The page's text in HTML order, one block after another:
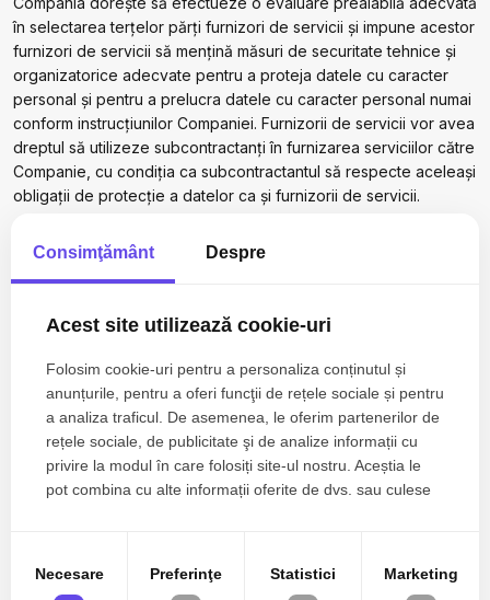
în selectarea terțelor părți furnizori de servicii și impune acestor
furnizori de servicii să mențină măsuri de securitate tehnice și
organizatorice adecvate pentru a proteja datele cu caracter
personal și pentru a prelucra datele cu caracter personal numai
conform instrucțiunilor Companiei. Furnizorii de servicii vor avea
dreptul să utilizeze subcontractanți în furnizarea serviciilor către
Companie, cu condiția ca subcontractantul să respecte aceleași
obligații de protecție a datelor ca și furnizorii de servicii.
5. Stocarea datelor
dumneavoastră cu caracter
personal și transferurile în
străinătate
Datele dumneavoastră cu caracter personal pe care le
colectăm sunt stocate în Uniunea Europeană („UE”) și în Spațiul
Economic European („SEE”). Cu toate acestea, informațiile
colectate de terțe părți prin intermediul fișierelor de tip Cookie
(de exemplu, prin Google Double Click for Publishers) vor
gestionate de servere situate în SEE și pot fi transferate în afara
Consimţământ Despre
Acest site utilizează cookie-uri
Folosim cookie-uri pentru a personaliza conținutul și
anunțurile, pentru a oferi funcţii de rețele sociale și pentru
a analiza traficul. De asemenea, le oferim partenerilor de
rețele sociale, de publicitate şi de analize informații cu
privire la modul în care folosiți site-ul nostru. Aceștia le
pot combina cu alte informații oferite de dvs. sau culese
Necesare Preferinţe Statistici Marketing